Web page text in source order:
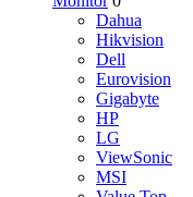
Dahua
Hikvision
Dell
Eurovision
Gigabyte
HP
LG
ViewSonic
MSI